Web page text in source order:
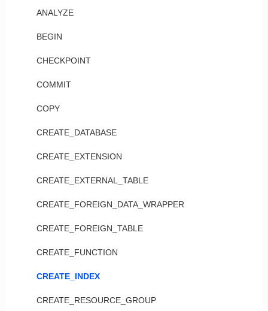
ANALYZE
BEGIN
CHECKPOINT
COMMIT
COPY
CREATE_DATABASE
CREATE_EXTENSION
CREATE_EXTERNAL_TABLE
CREATE_FOREIGN_DATA_WRAPPER
CREATE_FOREIGN_TABLE
CREATE_FUNCTION
CREATE_INDEX
CREATE_RESOURCE_GROUP